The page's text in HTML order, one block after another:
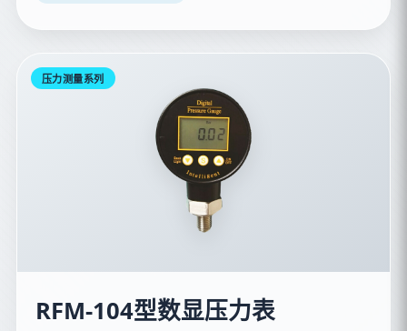
压力测量系列
RFM-104型数显压力表